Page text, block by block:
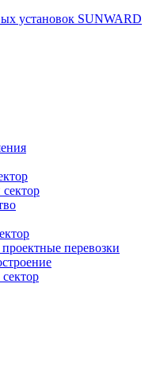
установок SUNWARD
перевозки